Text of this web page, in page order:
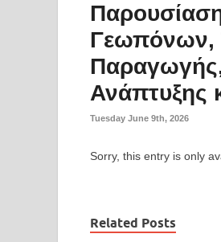
Γεωπόνων,
Ανάπτυξης
Tuesday June 9th, 2026
Sorry, this entry is only
Related Posts